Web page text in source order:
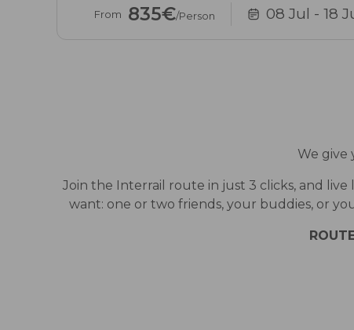
From 835€/Person 08 Jul - 18
We give
Join the Interrail route in just 3 clicks, and
want: one or two friends, your buddies, or